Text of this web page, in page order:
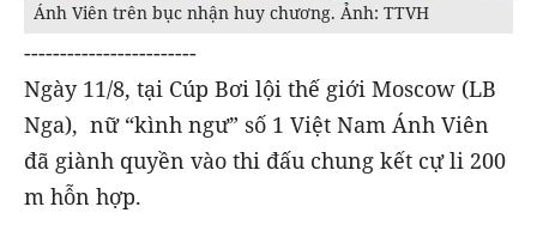
Ánh Viên trên bục nhận huy chương. Ảnh: TTVH
------------------------
Ngày 11/8, tại Cúp Bơi lội thế giới Moscow (LB
Nga), nữ “kình ngư” số 1 Việt Nam Ánh Viên
đã giành quyền vào thi đấu chung kết cự li 200
m hỗn hợp.